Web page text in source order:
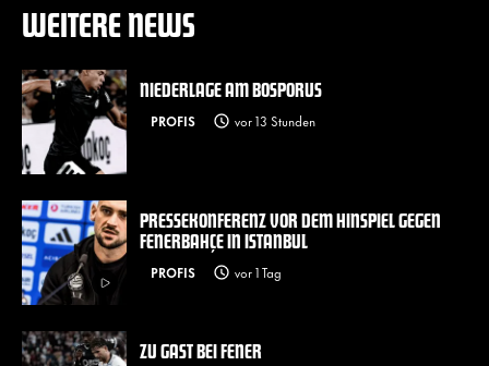
WEITERE NEWS
NIEDERLAGE AM BOSPORUS
PROFIS vor 13 Stunden
PRESSEKONFERENZ VOR DEM HINSPIEL GEGEN
FENERBAHÇE IN ISTANBUL
PROFIS vor 1 Tag
ZU GAST BEI FENER